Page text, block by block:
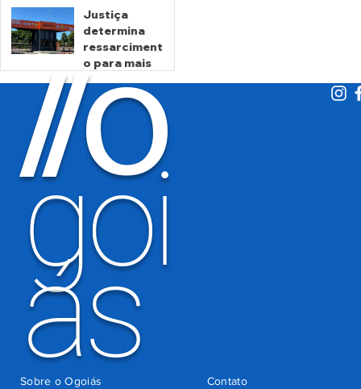
mortas em
Crixás
há 2 horas
Justiça
determina
ressarciment
o para mais
de 600 mil
motoristas
por
cobrança
indevida do
Detran-GO
há 3 dias
//O
goi
ás Contato
Sobre o Ogoiás